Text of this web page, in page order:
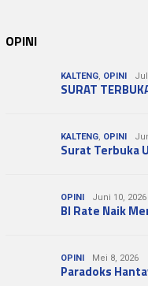
OPINI
KALTENG, OPINI
SURAT
KALTENG, OPINI
Surat Terbuka
OPINI Juni 10, 2026
BI Rate Naik
OPINI Mei 8, 2026
Paradoks